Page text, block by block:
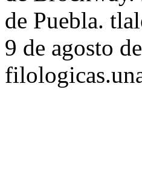
de Puebla.
9 de agosto